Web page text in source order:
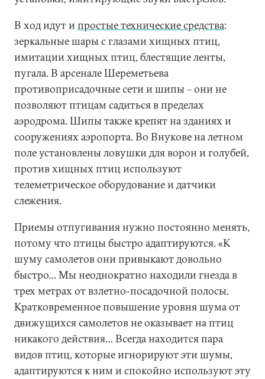
В ход идут ипростые технические средства:
зеркальные шары с глазами хищных птиц,
имитации хищных птиц, блестящие ленты,
пугала. В арсенале Шереметьева
противоприсадочные сети и шипы – они не
позволяют птицам садиться в пределах
аэродрома. Шипы также крепят на зданиях и
сооружениях аэропорта. Во Внукове на летном
поле установлены ловушки для ворон и голубей,
против хищных птиц используют
телеметрическое оборудование и датчики
слежения.
Приемы отпугивания нужно постоянно менять,
потому что птицы быстро адаптируются. «К
шуму самолетов они привыкают довольно
быстро… Мы неоднократно находили гнезда в
трех метрах от взлетно-посадочной полосы.
Кратковременное повышение уровня шума от
движущихся самолетов не оказывает на птиц
никакого действия… Всегда находится пара
видов птиц, которые игнорируют эти шумы,
адаптируются к ним и спокойно используют эту